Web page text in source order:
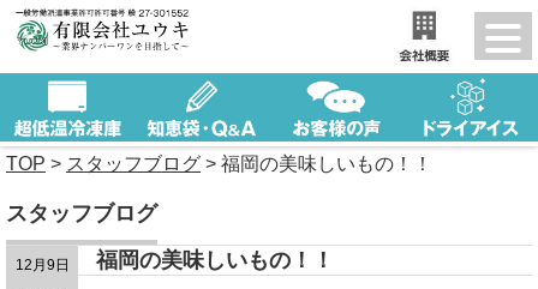
TOP > スタッフブログ > 福岡の美味しいもの！！
スタッフブログ
12月9日
福岡の美味しいもの！！